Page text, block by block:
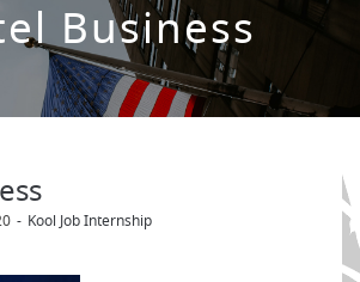
Business
Kool Job Internship